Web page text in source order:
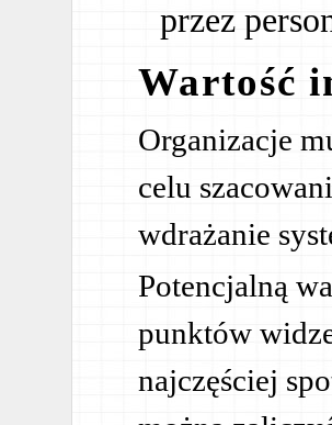
przez
Wartość
Organizacje
celu
wdrażanie
Potencjalną
punktów
najczęściej